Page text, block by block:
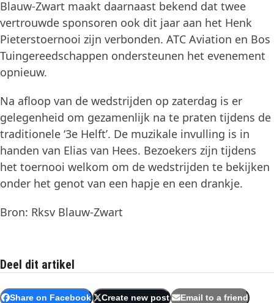
Blauw-Zwart maakt daarnaast bekend dat twee
vertrouwde sponsoren ook dit jaar aan het Henk
Pieterstoernooi zijn verbonden. ATC Aviation en Bos
Tuingereedschappen ondersteunen het evenement
opnieuw.
Na afloop van de wedstrijden op zaterdag is er
gelegenheid om gezamenlijk na te praten tijdens de
traditionele ‘3e Helft’. De muzikale invulling is in
handen van Elias van Hees. Bezoekers zijn tijdens
het toernooi welkom om de wedstrijden te bekijken
onder het genot van een hapje en een drankje.
Bron: Rksv Blauw-Zwart
Deel dit artikel
Share on Facebook Create new post Email to a friend